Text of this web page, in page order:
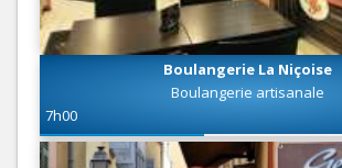
Boulangerie La Niçoise
Boulangerie artisanale
7h00